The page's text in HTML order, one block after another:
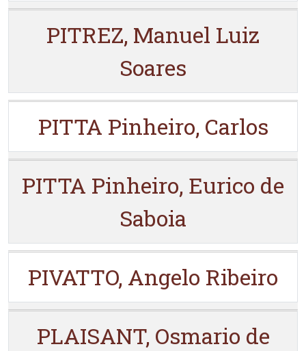
PITREZ, Manuel Luiz
Soares
PITTA Pinheiro, Carlos
PITTA Pinheiro, Eurico de
Saboia
PIVATTO, Angelo Ribeiro
PLAISANT, Osmario de